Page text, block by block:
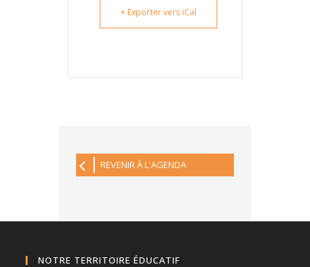
+ Exporter vers iCal
REVENIR À L'AGENDA
NOTRE TERRITOIRE ÉDUCATIF